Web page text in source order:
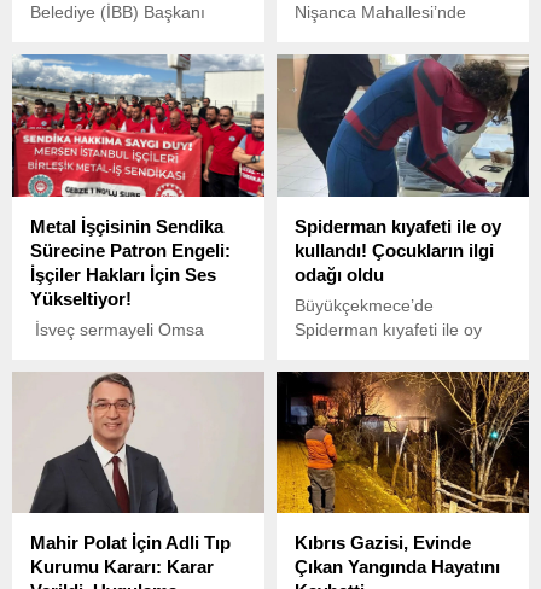
Belediye (İBB) Başkanı
başlatılan operasyon
kapsamında, CNBC-e’nin
de bünyesinde yer aldığı
İlbak Holding’in ortakları ve
aile üyeleri hakkında gözaltı
kararı verildi.
Nişanca Mahallesi’nde
Camii’nin lojman kısmında
saat 12.00 sıralarında
yangın çıktı.
Metal İşçisinin Sendika
Sürecine Patron Engeli:
İşçiler Hakları İçin Ses
Yükseltiyor!
İsveç sermayeli Omsa
yapılan fabrikasında çalışan
50 ve İsveç sermayeli Erlau
Metal’in inşaat aksesuarları
üretilen fabrikasında çalışan
60 işçi, DİSK/Birleşik Metal-
İş Sendikası’yla toplu
Spiderman kıyafeti ile oy
kullandı! Çocukların ilgi
odağı oldu
Büyükçekmece’de
Spiderman kıyafeti ile oy
renkli görüntüler oluşturdu.
Mahir Polat İçin Adli Tıp
Kurumu Kararı: Karar
Kıbrıs Gazisi, Evinde
Çıkan Yangında Hayatını